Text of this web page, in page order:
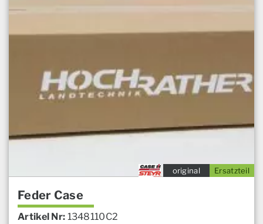
Ersatzteil
original
Feder Case
Artikel Nr: 1348110C2